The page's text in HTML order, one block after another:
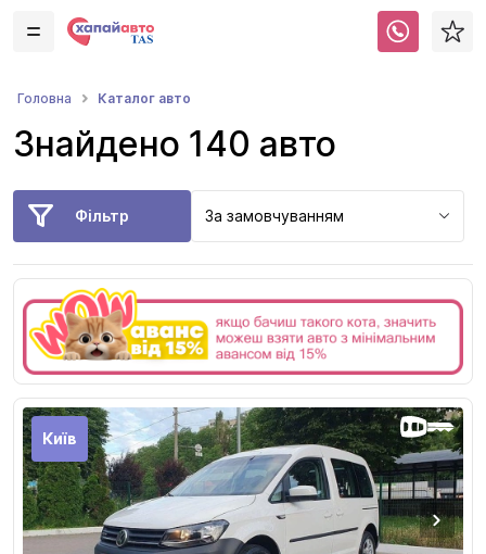
Головна Каталог авто
Знайдено 140 авто
Фільтр За замовчуванням
Київ